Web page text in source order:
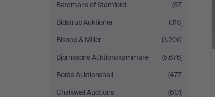
Batemans of Stamford
(37)
Bidstrup Auktioner
(315)
Bishop & Miller
(3.206)
Björnssons Auktionskammare
(5.676)
Borås Auktionshall
(477)
Chalkwell Auctions
(601)